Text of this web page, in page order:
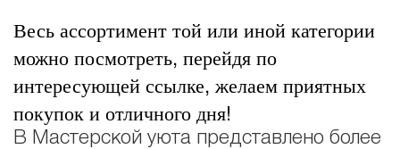
Весь ассортимент той или иной категории
можно посмотреть, перейдя по
интересующей ссылке, желаем приятных
покупок и отличного дня!
В Мастерской уюта представлено более